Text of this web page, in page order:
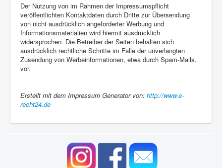
Der Nutzung von im Rahmen der Impressumspflicht
veröffentlichten Kontaktdaten durch Dritte zur Übersendung
von nicht ausdrücklich angeforderter Werbung und
Informationsmaterialien wird hiermit ausdrücklich
widersprochen. Die Betreiber der Seiten behalten sich
ausdrücklich rechtliche Schritte im Falle der unverlangten
Zusendung von Werbeinformationen, etwa durch Spam-Mails,
vor.
Erstellt mit dem Impressum Generator von: http://www.e-
recht24.de